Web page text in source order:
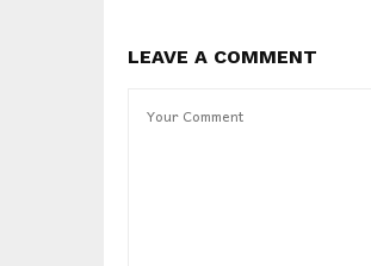
LEAVE A COMMENT